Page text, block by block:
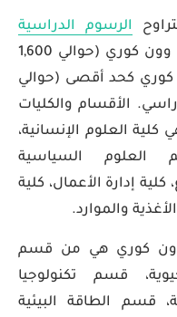
الرسوم الدراسية
من 1,810,000 وون كوري (حوالي 1,600
إلى 2,559,000 وون كوري كحد أقصى (حوالي
الأقسام والكليات
وون كوري هي كلية العلوم الإنسانية،
العلوم السياسية
إدارة الأعمال، كلية
والموارد.
التي تكلف 2,559,000 وون كوري هي من قسم
قسم تكنولوجيا
قسم الطاقة البيئية